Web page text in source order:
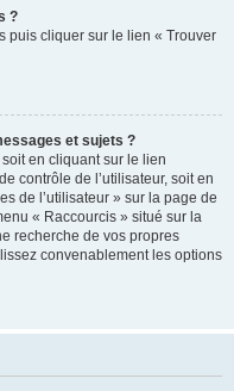
?
puis cliquer sur le lien « Trouver
et sujets ?
en cliquant sur le lien
contrôle de l’utilisateur, soit en
de l’utilisateur » sur la page de
« Raccourcis » situé sur la
recherche de vos propres
convenablement les options